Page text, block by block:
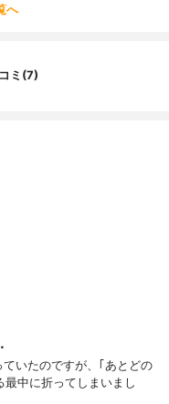
へ
ミ(7)
いたのですが、｢あとどの
中に折ってしまいまし